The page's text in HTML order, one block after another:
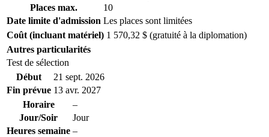
Places max.
10
Date limite d'admission Les places sont limitées
Coût (incluant matériel) 1 570,32 $ (gratuité à la diplomation)
Autres particularités
Test de sélection
Début
21 sept. 2026
Fin prévue 13 avr. 2027
Horaire
–
Jour/Soir
Jour
Heures semaine –